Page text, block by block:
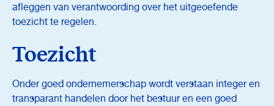
afleggen van verantwoording over het uitgeoefende
toezicht te regelen.
Toezicht
Onder goed ondernemerschap wordt verstaan integer en
transparant handelen door het bestuur en een goed